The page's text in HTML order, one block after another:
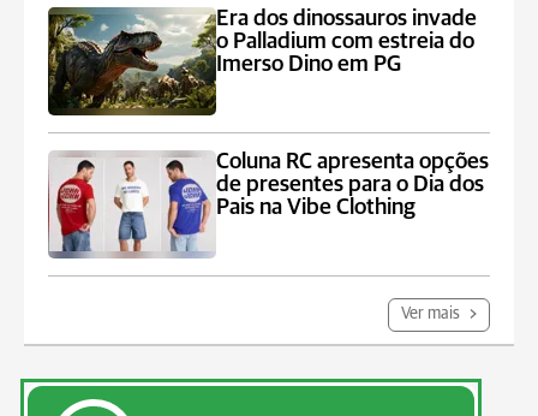
Era dos dinossauros invade
o Palladium com estreia do
Imerso Dino em PG
Coluna RC apresenta opções
de presentes para o Dia dos
Pais na Vibe Clothing
Ver mais